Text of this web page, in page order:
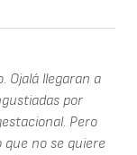
Ojalá llegaran a
por
Pero
que no se quiere